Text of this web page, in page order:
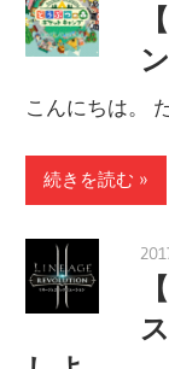
こんにちは。
続きを読む